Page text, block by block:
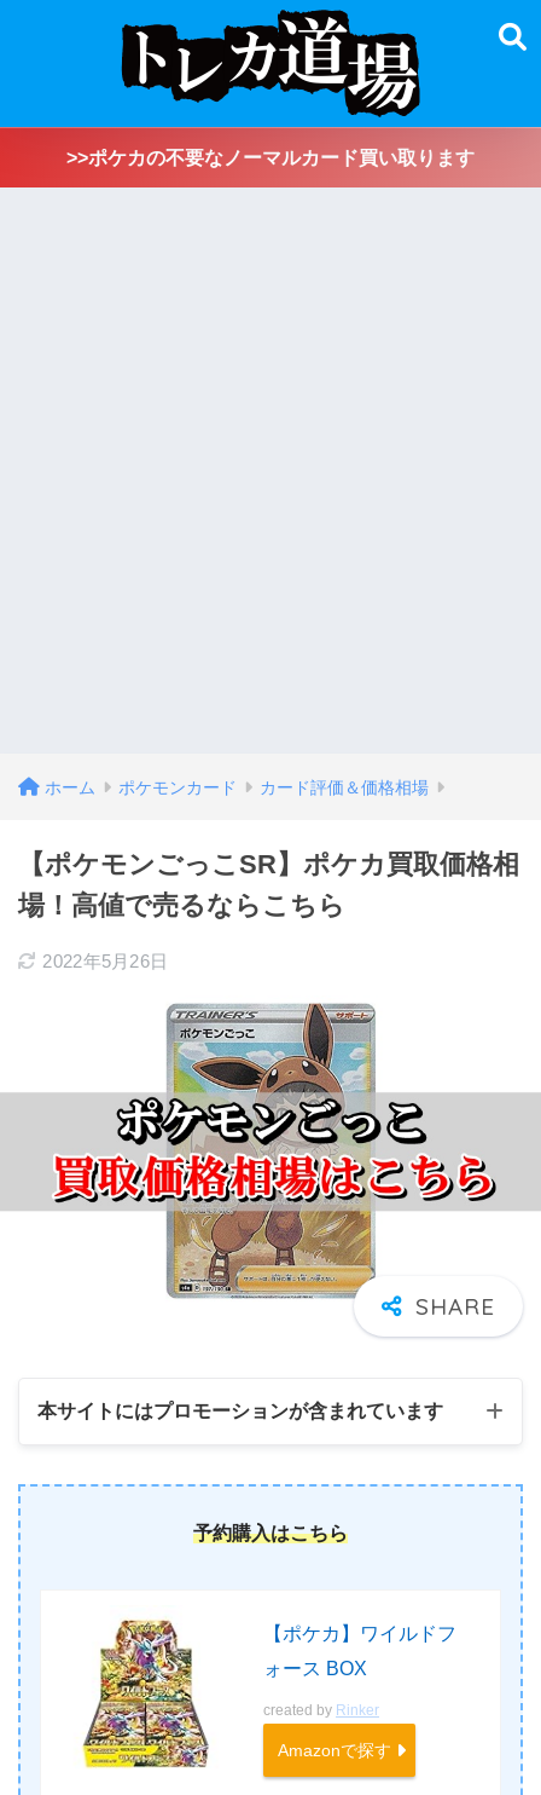
>>ポケカの不要なノーマルカード買い取ります
ホーム ポケモンカード カード評価＆価格相場
【ポケモンごっこSR】ポケカ買取価格相
場！高値で売るならこちら
2022年5月26日
本サイトにはプロモーションが含まれています
予約購入はこちら
【ポケカ】ワイルドフ
ォース BOX
created by Rinker
Amazonで探す